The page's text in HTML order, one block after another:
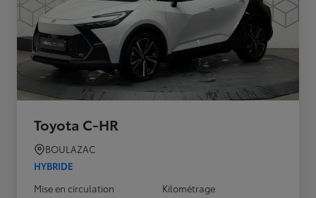
Toyota C-HR
BOULAZAC
HYBRIDE
Mise en circulation
Kilométrage